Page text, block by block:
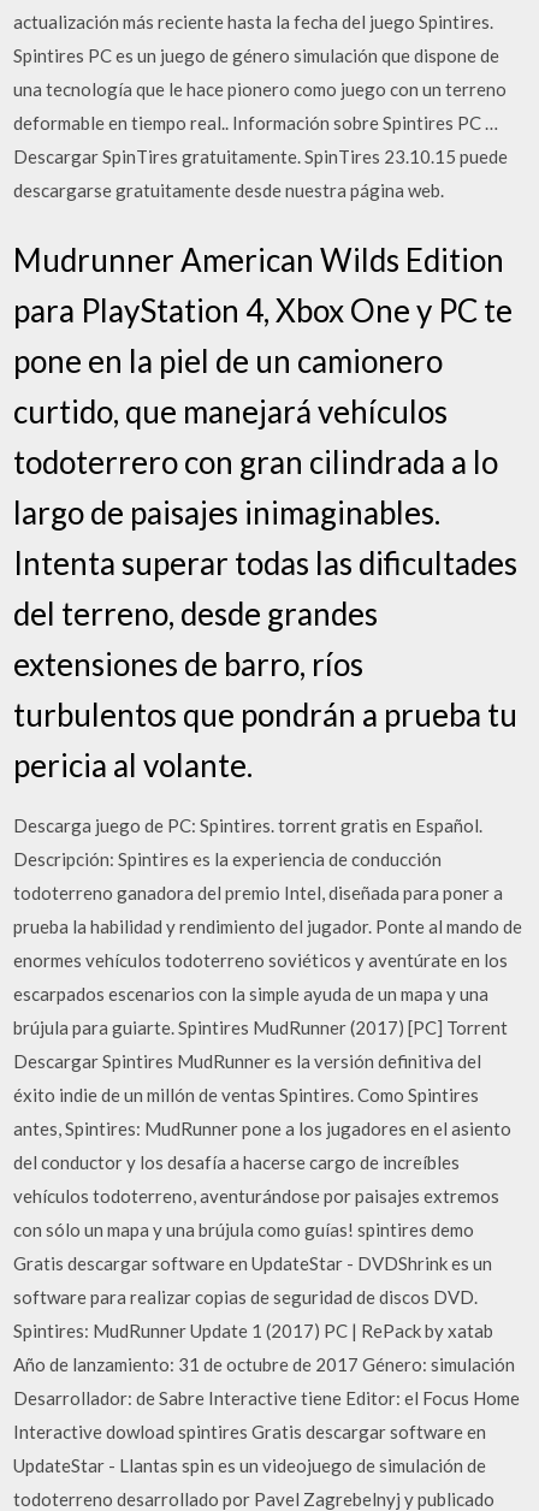
actualización más reciente hasta la fecha del juego Spintires.
Spintires PC es un juego de género simulación que dispone de
una tecnología que le hace pionero como juego con un terreno
deformable en tiempo real.. Información sobre Spintires PC …
Descargar SpinTires gratuitamente. SpinTires 23.10.15 puede
descargarse gratuitamente desde nuestra página web.
Mudrunner American Wilds Edition
para PlayStation 4, Xbox One y PC te
pone en la piel de un camionero
curtido, que manejará vehículos
todoterrero con gran cilindrada a lo
largo de paisajes inimaginables.
Intenta superar todas las dificultades
del terreno, desde grandes
extensiones de barro, ríos
turbulentos que pondrán a prueba tu
pericia al volante.
Descarga juego de PC: Spintires. torrent gratis en Español.
Descripción: Spintires es la experiencia de conducción
todoterreno ganadora del premio Intel, diseñada para poner a
prueba la habilidad y rendimiento del jugador. Ponte al mando de
enormes vehículos todoterreno soviéticos y aventúrate en los
escarpados escenarios con la simple ayuda de un mapa y una
brújula para guiarte. Spintires MudRunner (2017) [PC] Torrent
Descargar Spintires MudRunner es la versión definitiva del
éxito indie de un millón de ventas Spintires. Como Spintires
antes, Spintires: MudRunner pone a los jugadores en el asiento
del conductor y los desafía a hacerse cargo de increíbles
vehículos todoterreno, aventurándose por paisajes extremos
con sólo un mapa y una brújula como guías! spintires demo
Gratis descargar software en UpdateStar - DVDShrink es un
software para realizar copias de seguridad de discos DVD.
Spintires: MudRunner Update 1 (2017) PC | RePack by xatab
Año de lanzamiento: 31 de octubre de 2017 Género: simulación
Desarrollador: de Sabre Interactive tiene Editor: el Focus Home
Interactive dowload spintires Gratis descargar software en
UpdateStar - Llantas spin es un videojuego de simulación de
todoterreno desarrollado por Pavel Zagrebelnyj y publicado